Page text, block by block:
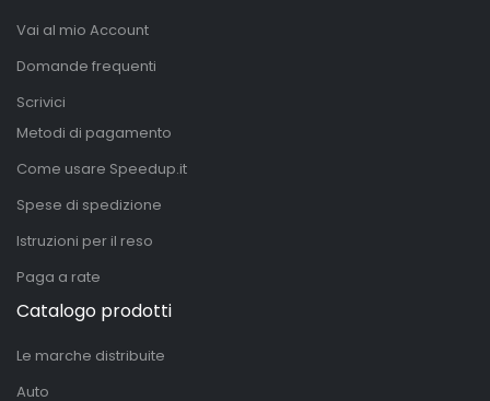
Vai al mio Account
Domande frequenti
Scrivici
Metodi di pagamento
Come usare Speedup.it
Spese di spedizione
Istruzioni per il reso
Paga a rate
Catalogo prodotti
Le marche distribuite
Auto